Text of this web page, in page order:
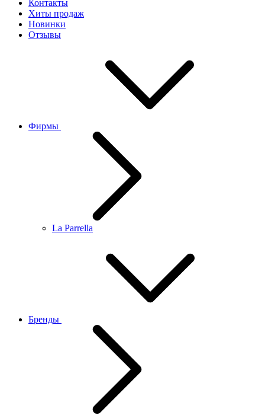
Контакты
Хиты продаж
Новинки
Отзывы
Фирмы
La Parrella
Бренды